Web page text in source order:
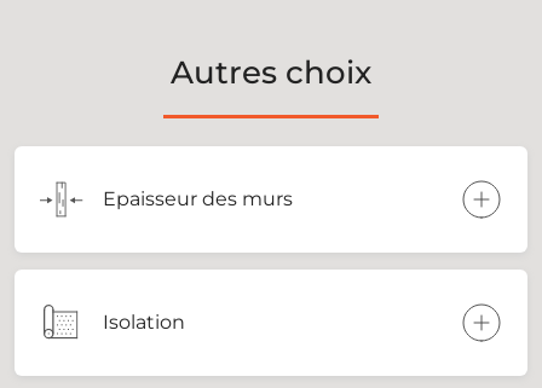
Autres choix
Epaisseur des murs
Isolation